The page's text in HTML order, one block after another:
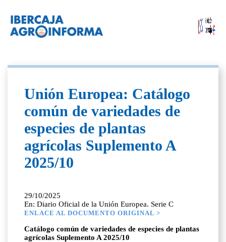
Unión Europea: Catálogo
común de variedades de
especies de plantas
agrícolas Suplemento A
2025/10
29/10/2025
En: Diario Oficial de la Unión Europea. Serie C
ENLACE AL DOCUMENTO ORIGINAL >
Catálogo común de variedades de especies de plantas
agrícolas Suplemento A 2025/10